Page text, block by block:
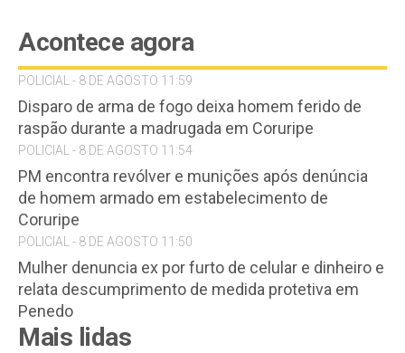
Acontece agora
POLICIAL - 8 DE AGOSTO 11:59
Disparo de arma de fogo deixa homem ferido de
raspão durante a madrugada em Coruripe
POLICIAL - 8 DE AGOSTO 11:54
PM encontra revólver e munições após denúncia
de homem armado em estabelecimento de
Coruripe
POLICIAL - 8 DE AGOSTO 11:50
Mulher denuncia ex por furto de celular e dinheiro e
relata descumprimento de medida protetiva em
Penedo
Mais lidas